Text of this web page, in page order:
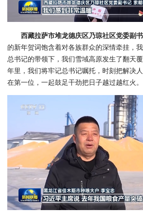
西藏拉萨市堆龙德庆区乃琼社区党委副
的新年贺词饱含着对各族群众的深情牵挂，
总书记的带领下，我们雪域高原发生了翻天
年里，我们将牢记总书记嘱托，时刻把解决
在第一位，一起鼓足干劲把日子越过越红火。